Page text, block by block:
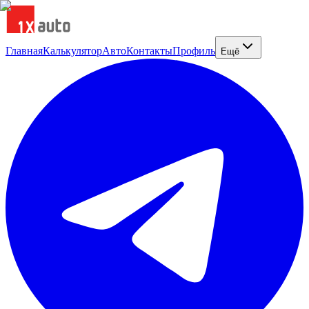
ГлавнаяКалькуляторАвтоКонтактыПрофиль Ещё